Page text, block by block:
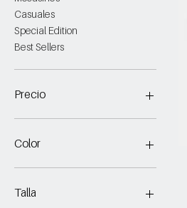
Casuales
Special Edition
Best Sellers
Precio
Color
Talla